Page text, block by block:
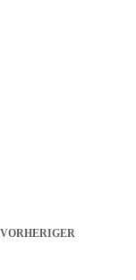
VORHERIGER